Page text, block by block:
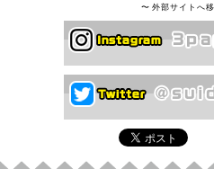
〜 外部サイトへ